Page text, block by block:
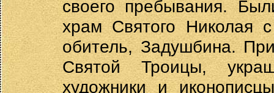
своего пребывания.
храм Святого Николая
обитель, Задушбина.
Святой Троицы,
художники и